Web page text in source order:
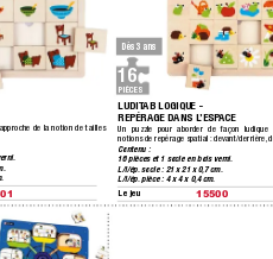
de la notion de tailles
LUDITAB LOGIQUE -
REPÉRAGE DANS L’ESPACE
Un puzzle pour aborder de façon ludique
notions de repérage spatial : devant/derrière,
Contenu :
16 pièces et 1 socle en bois verni.
L/l/ép. socle : 21 x 21 x 0,7 cm.
L/l/ép. pièce : 4 x 4 x 0,4 cm.
Le jeu 15500
16
PIÈCES
Dès 3 ans